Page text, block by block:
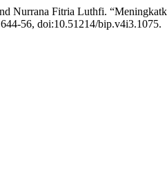
Nurrana Fitria Luthfi.
56, doi:10.51214/bip.v4i3.1075.